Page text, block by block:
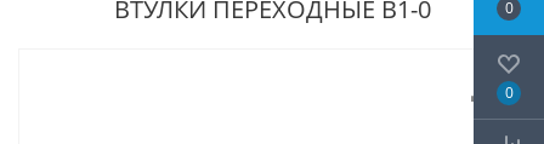
ВТУЛКИ ПЕРЕХОДНЫЕ B1-0 0
0